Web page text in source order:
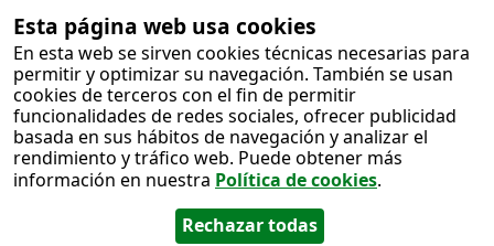
Esta página web usa cookies
En esta web se sirven cookies técnicas necesarias para
permitir y optimizar su navegación. También se usan
cookies de terceros con el fin de permitir
funcionalidades de redes sociales, ofrecer publicidad
basada en sus hábitos de navegación y analizar el
rendimiento y tráfico web. Puede obtener más
información en nuestra Política de cookies.